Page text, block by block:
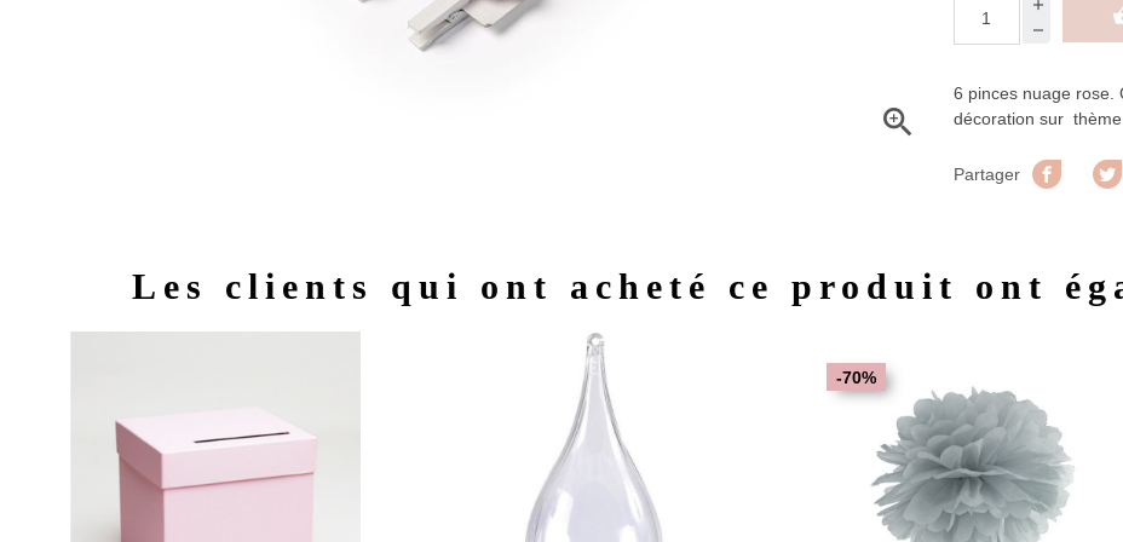

6 pinces nuage rose.
décoration sur
Partager Partager
Les clients qui ont acheté ce produit ont
-70%